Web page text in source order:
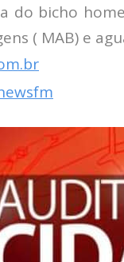
do bicho
( MAB) e